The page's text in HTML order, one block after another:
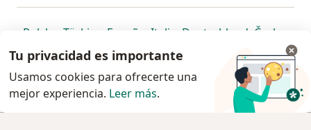
Polska se abre en una nueva pestaña
Türkiye se abre en una nueva pestaña
España se abre en una nueva pestaña
Italia se abre en una nueva
Deutschlandse abre en
Česko
Portugal
se abre en una nueva pestaña
México se abre en una nueva pestaña
Chile se abre en una nueva pestaña
Brasil se abre en una nueva
se abre en
se
se abre en una nueva
www.doctoralia.com.mx © 2026 - Encuentra tu
Tu privacidad es importante
Usamos cookies para ofrecerte una
mejor experiencia. Leer más.